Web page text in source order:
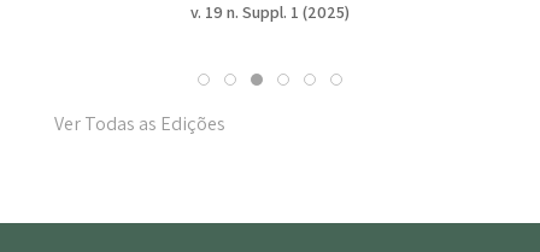
v. 19 n. Suppl. 1 (2025)
Ver Todas as Edições